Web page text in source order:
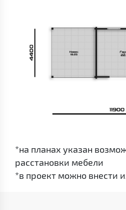
*на планах указан
расстановки мебели
*в проект можно внести